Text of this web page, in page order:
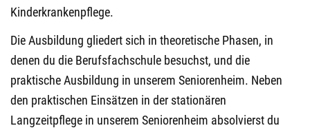
Kinderkrankenpflege.
Die Ausbildung gliedert sich in theoretische Phasen, in
denen du die Berufsfachschule besuchst, und die
praktische Ausbildung in unserem Seniorenheim. Neben
den praktischen Einsätzen in der stationären
Langzeitpflege in unserem Seniorenheim absolvierst du